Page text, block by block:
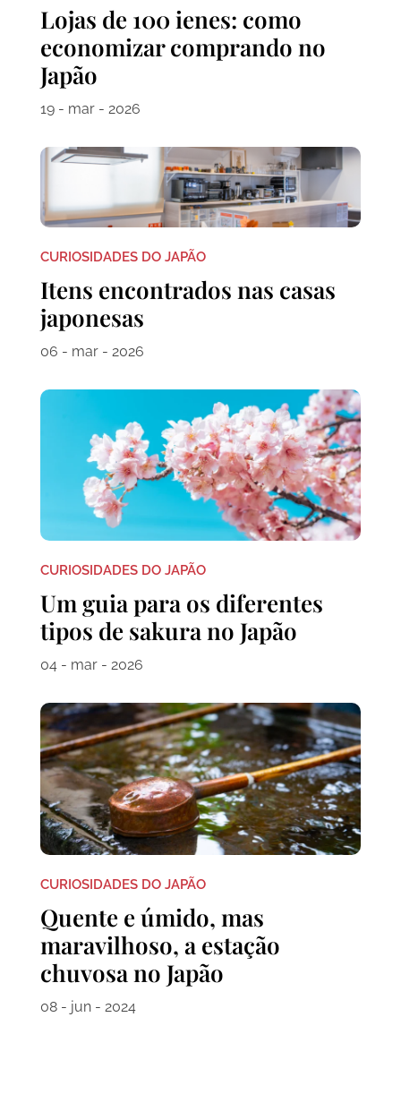
Lojas de 100 ienes: como
economizar comprando no
Japão
19 - mar - 2026
CURIOSIDADES DO JAPÃO
Itens encontrados nas casas
japonesas
06 - mar - 2026
CURIOSIDADES DO JAPÃO
Um guia para os diferentes
tipos de sakura no Japão
04 - mar - 2026
CURIOSIDADES DO JAPÃO
Quente e úmido, mas
maravilhoso, a estação
chuvosa no Japão
08 - jun - 2024